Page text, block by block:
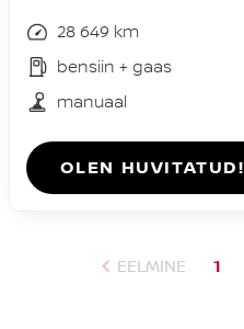
28 649 km
bensiin + gaas
manuaal
OLEN HUVITATUD!
EELMINE 1